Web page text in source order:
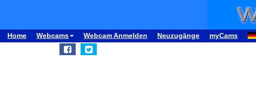
Home Webcams Webcam Anmelden Neuzugänge myCams